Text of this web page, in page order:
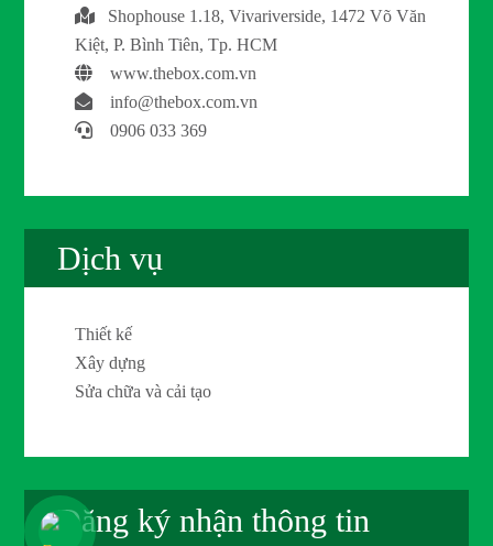
Shophouse 1.18, Vivariverside, 1472 Võ Văn
Kiệt, P. Bình Tiên, Tp. HCM
www.thebox.com.vn
info@thebox.com.vn
0906 033 369
Dịch vụ
Thiết kế
Xây dựng
Sửa chữa và cải tạo
Đăng ký nhận thông tin